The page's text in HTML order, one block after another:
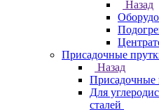
Назад
Присадочные
Назад
Присадочные
Для
сталей